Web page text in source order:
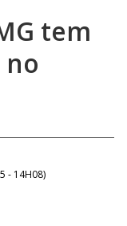
tem
- 14H08)